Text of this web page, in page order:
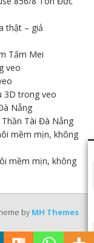
thật – giả
Tấm Mei
veo
3D trong veo
Nẵng
Tài Đà Nẵng
mềm mịn, không
mềm mịn, không
by MH Themes